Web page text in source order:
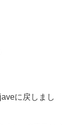
に戻しまし